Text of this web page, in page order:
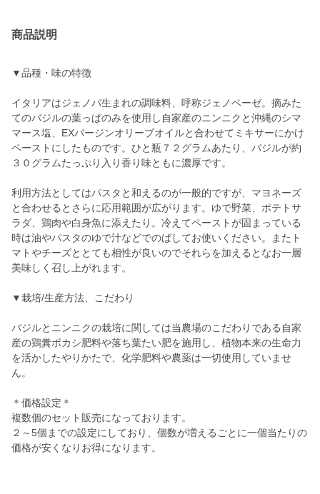
商品説明
▼品種・味の特徴
イタリアはジェノバ生まれの調味料、呼称ジェノベーゼ。摘みた
てのバジルの葉っぱのみを使用し自家産のニンニクと沖縄のシマ
マース塩、EXバージンオリーブオイルと合わせてミキサーにかけ
ペーストにしたものです。ひと瓶７２グラムあたり、バジルが約
３０グラムたっぷり入り香り味ともに濃厚です。
利用方法としてはパスタと和えるのが一般的ですが、マヨネーズ
と合わせるとさらに応用範囲が広がります。ゆで野菜、ポテトサ
ラダ、鶏肉や白身魚に添えたり。冷えてペーストが固まっている
時は油やパスタのゆで汁などでのばしてお使いください。またト
マトやチーズととても相性が良いのでそれらを加えるとなお一層
美味しく召し上がれます。
▼栽培/生産方法、こだわり
バジルとニンニクの栽培に関しては当農場のこだわりである自家
産の鶏糞ボカシ肥料や落ち葉たい肥を施用し、植物本来の生命力
を活かしたやりかたで、化学肥料や農薬は一切使用していませ
ん。
＊価格設定＊
複数個のセット販売になっております。
２～5個までの設定にしており、個数が増えるごとに一個当たりの
価格が安くなりお得になります。